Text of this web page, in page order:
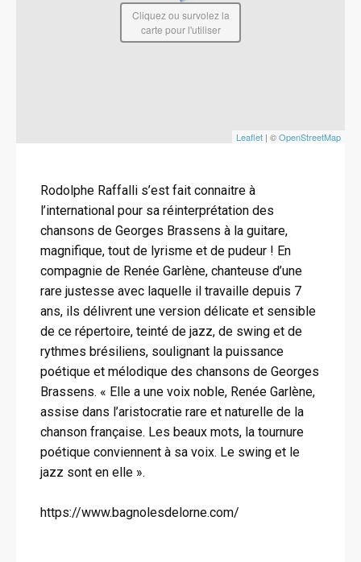
Leaflet | ©OpenStreetMap
Cliquez ou survolez la
carte pour l'utiliser
Rodolphe Raffalli s’est fait connaitre à
l’international pour sa réinterprétation des
chansons de Georges Brassens à la guitare,
magnifique, tout de lyrisme et de pudeur ! En
compagnie de Renée Garlène, chanteuse d’une
rare justesse avec laquelle il travaille depuis 7
ans, ils délivrent une version délicate et sensible
de ce répertoire, teinté de jazz, de swing et de
rythmes brésiliens, soulignant la puissance
poétique et mélodique des chansons de Georges
Brassens. « Elle a une voix noble, Renée Garlène,
assise dans l’aristocratie rare et naturelle de la
chanson française. Les beaux mots, la tournure
poétique conviennent à sa voix. Le swing et le
jazz sont en elle ».
https://www.bagnolesdelorne.com/